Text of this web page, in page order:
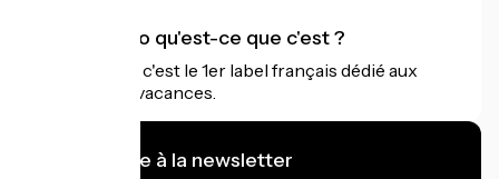
Accueil Vélo qu'est-ce que c'est ?
Accueil Vélo c'est le 1er label français dédié aux
cyclistes en vacances.
Je m'abonne à la newsletter